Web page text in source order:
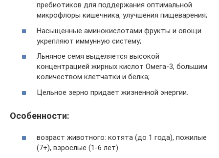
пребиотиков для поддержания оптимальной
микрофлоры кишечника, улучшения пищеварения;
Насыщенные аминокислотами фрукты и овощи
укрепляют иммунную систему;
Льняное семя выделяется высокой
концентрацией жирных кислот Омега-3, большим
количеством клетчатки и белка;
Цельное зерно придает жизненной энергии.
Особенности:
возраст животного: котята (до 1 года), пожилые
(7+), взрослые (1-6 лет)